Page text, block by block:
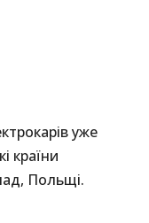
уже
країни
Польщі.